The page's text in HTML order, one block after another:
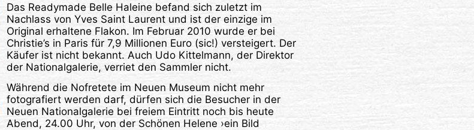
Das Readymade Belle Haleine befand sich zuletzt im
Nachlass von Yves Saint Laurent und ist der einzige im
Original erhaltene Flakon. Im Februar 2010 wurde er bei
Christie’s in Paris für 7,9 Millionen Euro (sic!) versteigert. Der
Käufer ist nicht bekannt. Auch Udo Kittelmann, der Direktor
der Nationalgalerie, verriet den Sammler nicht.
Während die Nofretete im Neuen Museum nicht mehr
fotografiert werden darf, dürfen sich die Besucher in der
Neuen Nationalgalerie bei freiem Eintritt noch bis heute
Abend, 24.00 Uhr, von der Schönen Helene ›ein Bild